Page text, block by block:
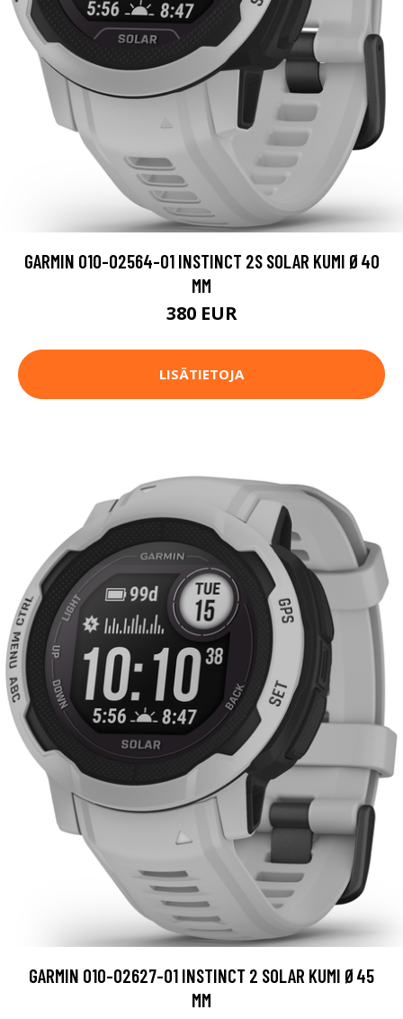
GARMIN 010-02564-01 INSTINCT 2S SOLAR KUMI Ø40
MM
380 EUR
LISÄTIETOJA
GARMIN 010-02627-01 INSTINCT 2 SOLAR KUMI Ø45
MM